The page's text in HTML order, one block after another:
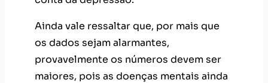
Ainda vale ressaltar que, por mais que
os dados sejam alarmantes,
provavelmente os números devem ser
maiores, pois as doenças mentais ainda